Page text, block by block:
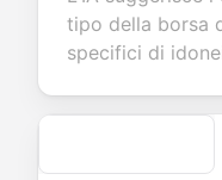
or
account
creation.
tipo della borsa
specifici di
Secure